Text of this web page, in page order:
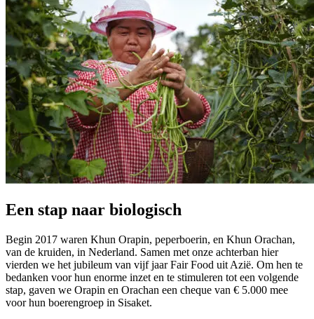
Een stap naar biologisch
Begin 2017 waren Khun Orapin, peperboerin, en Khun Orachan,
van de kruiden, in Nederland. Samen met onze achterban hier
vierden we het jubileum van vijf jaar Fair Food uit Azië. Om hen te
bedanken voor hun enorme inzet en te stimuleren tot een volgende
stap, gaven we Orapin en Orachan een cheque van € 5.000 mee
voor hun boerengroep in Sisaket.